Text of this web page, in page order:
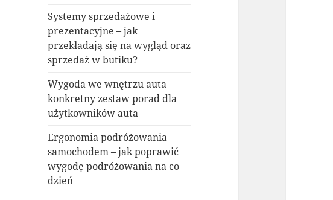
Systemy sprzedażowe i
prezentacyjne – jak
przekładają się na wygląd oraz
sprzedaż w butiku?
Wygoda we wnętrzu auta –
konkretny zestaw porad dla
użytkowników auta
Ergonomia podróżowania
samochodem – jak poprawić
wygodę podróżowania na co
dzień